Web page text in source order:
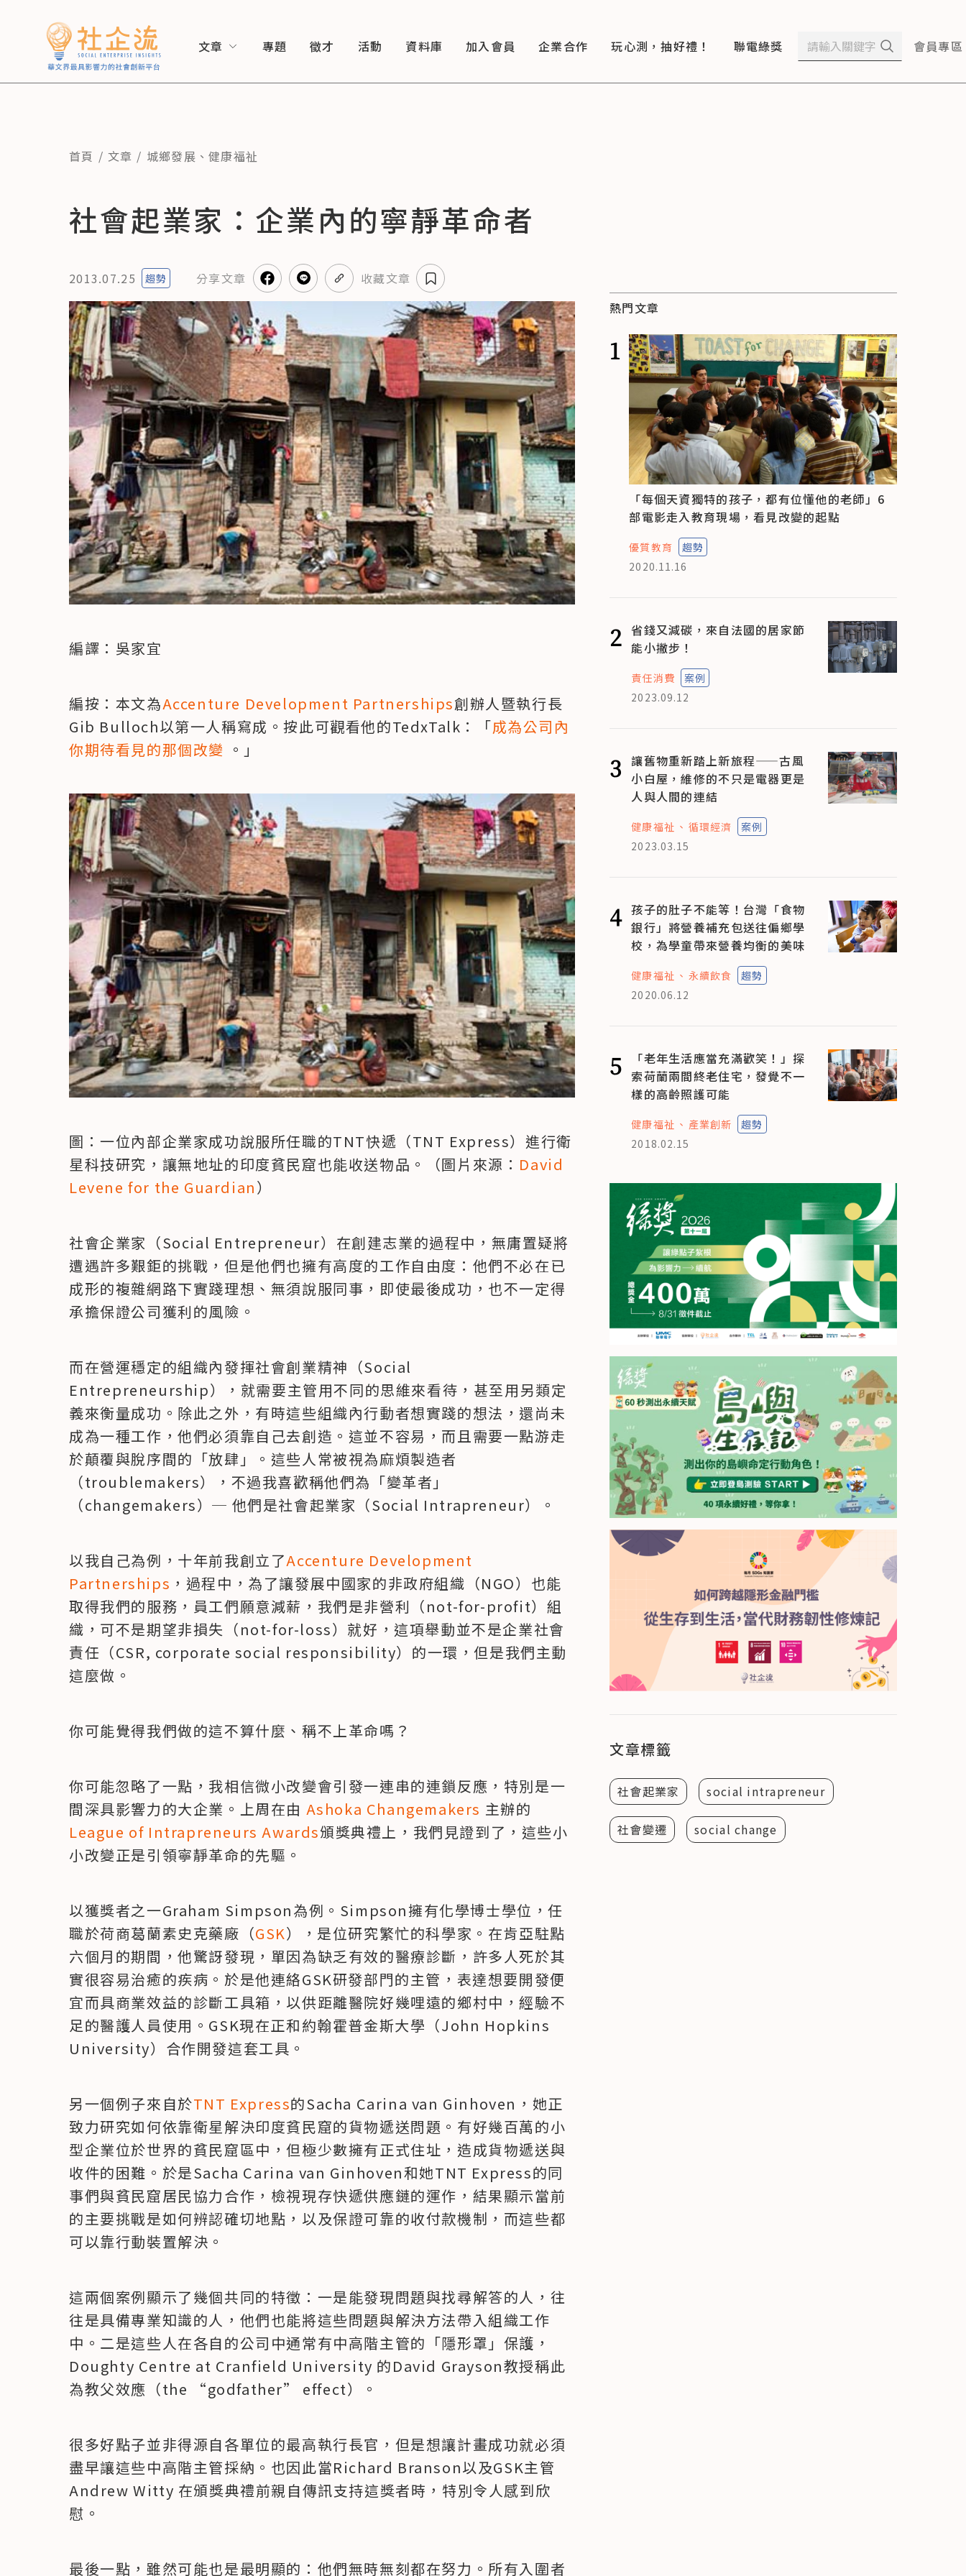
文章 專題 徵才 活動 資料庫 加入會員 企業合作 玩心測，抽好禮！ 聯電綠獎 會員專區
首頁 文章 城鄉發展 、健康福祉
社會起業家：企業內的寧靜革命者
2013.07.25 趨勢 分享文章 收藏文章
編譯：吳家宜
編按：本文為Accenture Development Partnerships創辦人暨執行長
Gib Bulloch以第一人稱寫成。按此可觀看他的TedxTalk：「成為公司內
你期待看見的那個改變 。」
圖：一位內部企業家成功說服所任職的TNT快遞（TNT Express）進行衛
星科技研究，讓無地址的印度貧民窟也能收送物品。（圖片來源： David
Levene for the Guardian）
社會企業家（Social Entrepreneur）在創建志業的過程中，無庸置疑將
遭遇許多艱鉅的挑戰，但是他們也擁有高度的工作自由度：他們不必在已
成形的複雜網路下實踐理想、無須說服同事，即使最後成功，也不一定得
承擔保證公司獲利的風險。
而在營運穩定的組織內發揮社會創業精神（Social
Entrepreneurship），就需要主管用不同的思維來看待，甚至用另類定
義來衡量成功。除此之外，有時這些組織內行動者想實踐的想法，還尚未
成為一種工作，他們必須靠自己去創造。這並不容易，而且需要一點游走
於顛覆與脫序間的「放肆」。這些人常被視為麻煩製造者
（troublemakers），不過我喜歡稱他們為「變革者」
（changemakers）─ 他們是社會起業家（Social Intrapreneur）。
以我自己為例，十年前我創立了Accenture Development
Partnerships ，過程中，為了讓發展中國家的非政府組織（NGO）也能
取得我們的服務，員工們願意減薪，我們是非營利（not-for-profit）組
織，可不是期望非損失（not-for-loss）就好，這項舉動並不是企業社會
責任（CSR, corporate social responsibility）的一環，但是我們主動
這麼做。
你可能覺得我們做的這不算什麼、稱不上革命嗎？
你可能忽略了一點，我相信微小改變會引發一連串的連鎖反應，特別是一
間深具影響力的大企業。上周在由 Ashoka Changemakers 主辦的
League of Intrapreneurs Awards頒獎典禮上，我們見證到了，這些小
小改變正是引領寧靜革命的先驅。
以獲獎者之一Graham Simpson為例。Simpson擁有化學博士學位，任
職於荷商葛蘭素史克藥廠（GSK），是位研究繁忙的科學家。在肯亞駐點
六個月的期間，他驚訝發現，單因為缺乏有效的醫療診斷，許多人死於其
實很容易治癒的疾病。於是他連絡GSK研發部門的主管，表達想要開發便
宜而具商業效益的診斷工具箱，以供距離醫院好幾哩遠的鄉村中，經驗不
足的醫護人員使用。GSK現在正和約翰霍普金斯大學（John Hopkins
University）合作開發這套工具。
另一個例子來自於TNT Express的Sacha Carina van Ginhoven，她正
致力研究如何依靠衛星解決印度貧民窟的貨物遞送問題。有好幾百萬的小
型企業位於世界的貧民窟區中，但極少數擁有正式住址，造成貨物遞送與
收件的困難。於是Sacha Carina van Ginhoven和她TNT Express的同
事們與貧民窟居民協力合作，檢視現存快遞供應鏈的運作，結果顯示當前
的主要挑戰是如何辨認確切地點，以及保證可靠的收付款機制，而這些都
可以靠行動裝置解決。
這兩個案例顯示了幾個共同的特徵：一是能發現問題與找尋解答的人，往
往是具備專業知識的人，他們也能將這些問題與解決方法帶入組織工作
中。二是這些人在各自的公司中通常有中高階主管的「隱形罩」保護，
Doughty Centre at Cranfield University 的David Grayson教授稱此
為教父效應（the “godfather” effect）。
很多好點子並非得源自各單位的最高執行長官，但是想讓計畫成功就必須
盡早讓這些中高階主管採納。也因此當Richard Branson以及GSK主管
Andrew Witty 在頒獎典禮前親自傳訊支持這獎者時，特別令人感到欣
慰。
最後一點，雖然可能也是最明顯的：他們無時無刻都在努力。所有入圍者
熱門文章
1
「每個天資獨特的孩子，都有位懂他的老師」6
部電影走入教育現場，看見改變的起點
優質教育
趨勢
2020.11.16
2 省錢又減碳，來自法國的居家節
能小撇步！
責任消費
案例
2023.09.12
3
讓舊物重新踏上新旅程——古風
小白屋，維修的不只是電器更是
人與人間的連結
健康福祉 循環經濟
案例
2023.03.15
4 孩子的肚子不能等！台灣「食物
銀行」將營養補充包送往偏鄉學
校，為學童帶來營養均衡的美味
健康福祉 永續飲食
趨勢
2020.06.12
5
「老年生活應當充滿歡笑！」探
索荷蘭兩間終老住宅，發覺不一
樣的高齡照護可能
健康福祉 產業創新
趨勢
2018.02.15
文章標籤
社會起業家 social intrapreneur
社會變遷 social change